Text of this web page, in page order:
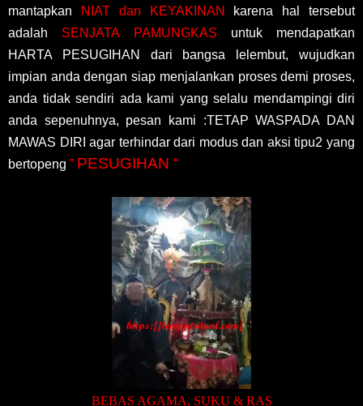
mantapkan
NIAT dan KEYAKINAN
karena hal tersebut
adalah SENJATA PAMUNGKAS untuk mendapatkan
HARTA PESUGIHAN dari bangsa lelembut, wujudkan
impian anda dengan siap menjalankan proses demi proses,
anda tidak sendiri ada kami yang selalu mendampingi diri
anda sepenuhnya, pesan kami :TETAP WASPADA DAN
MAWAS DIRI agar terhindar dari modus dan aksi tipu2 yang
bertopeng ” PESUGIHAN “
BEBAS AGAMA, SUKU & RAS